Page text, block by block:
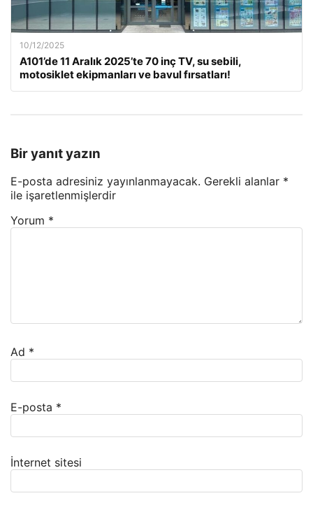
10/12/2025
A101’de 11 Aralık 2025’te 70 inç TV, su sebili,
motosiklet ekipmanları ve bavul fırsatları!
Bir yanıt yazın
E-posta adresiniz yayınlanmayacak. Gerekli alanlar *
ile işaretlenmişlerdir
Yorum *
Ad *
E-posta *
İnternet sitesi